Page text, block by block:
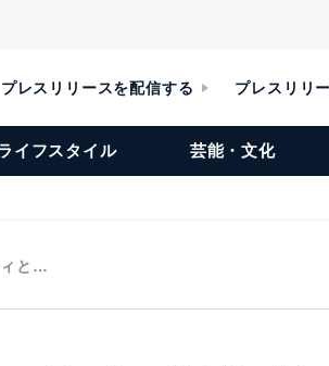
プレスリリースを配信する プレスリリ
イフスタイル 芸能・文化
ィと…